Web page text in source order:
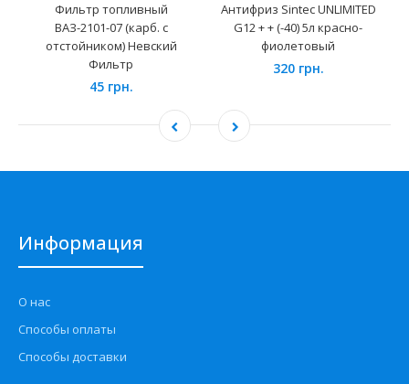
Фильтр топливный
ВАЗ-2101-07 (карб. с
отстойником) Невский
Фильтр
45 грн.
Антифриз Sintec UNLIMITED
G12 + + (-40) 5л красно-
фиолетовый
320 грн.
Информация
О нас
Способы оплаты
Способы доставки